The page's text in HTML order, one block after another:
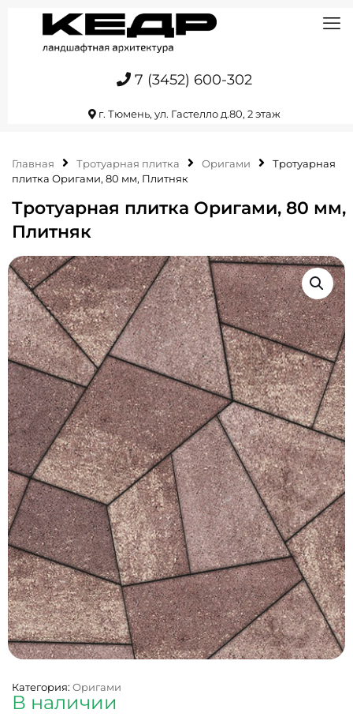
7 (3452) 600-302
г. Тюмень, ул. Гастелло д.80, 2 этаж
Главная Тротуарная плитка Оригами
Тротуарная
плитка Оригами, 80 мм, Плитняк
Тротуарная плитка Оригами, 80 мм,
Плитняк
Категория: Оригами
В наличии